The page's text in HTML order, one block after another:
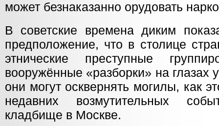
может безнаказанно орудовать
В советские времена диким
предположение, что в столице
этнические преступные
вооружённые «разборки» на глазах
они могут осквернять могилы, как
недавних возмутительных
кладбище в Москве.